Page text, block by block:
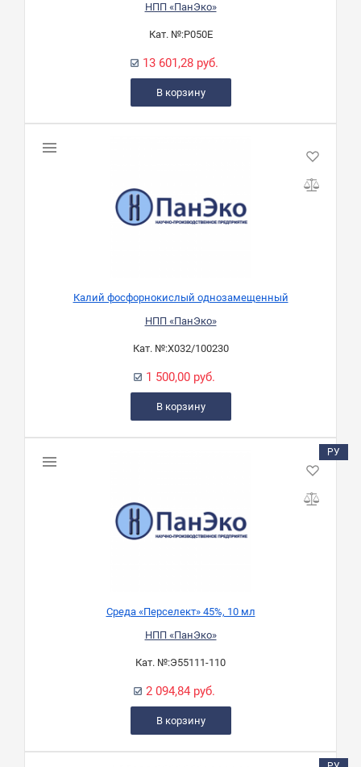
НПП «ПанЭко»
Кат. №:Р050Е
13 601,28 руб.
В корзину
Калий фосфорнокислый однозамещенный
НПП «ПанЭко»
Кат. №:Х032/100230
1 500,00 руб.
В корзину
РУ
Среда «Перселект» 45%, 10 мл
НПП «ПанЭко»
Кат. №:Э55111-110
2 094,84 руб.
В корзину